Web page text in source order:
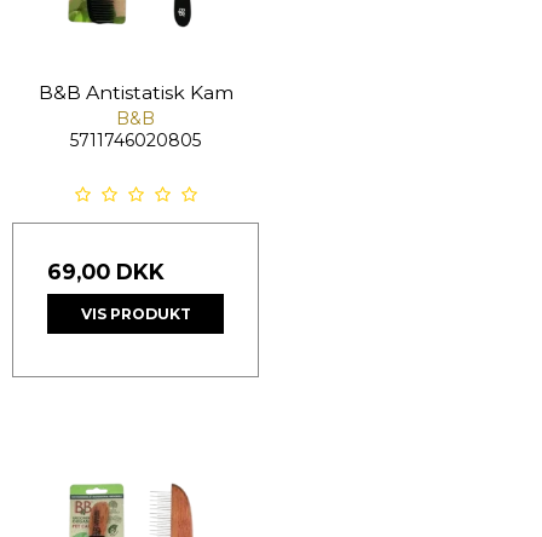
B&B Antistatisk Kam
B&B
5711746020805
69,00 DKK
VIS PRODUKT